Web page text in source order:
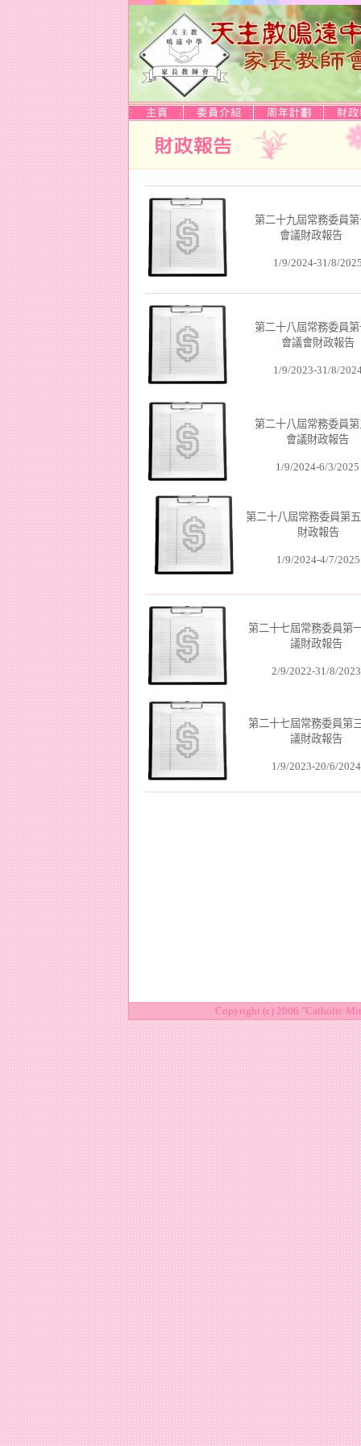
第二十九屆常務委員
會議財政報告
1/9/2024-31/8/202
第二十八屆常務委員
會議會財政報告
1/9/2023-31/8/
第二十八屆常務委員
會議財政報告
1/9/2024-6/3/2025
第二十八屆常務委員第
財政報告
1/9/2024-4/7/2025
第二十七屆常務委員第
議財政報告
2/9/2022-31/8/2023
第二十七屆常務委員第
議財政報告
1/9/2023-20/6/2024
Copyright (c) 2006 "Catholic